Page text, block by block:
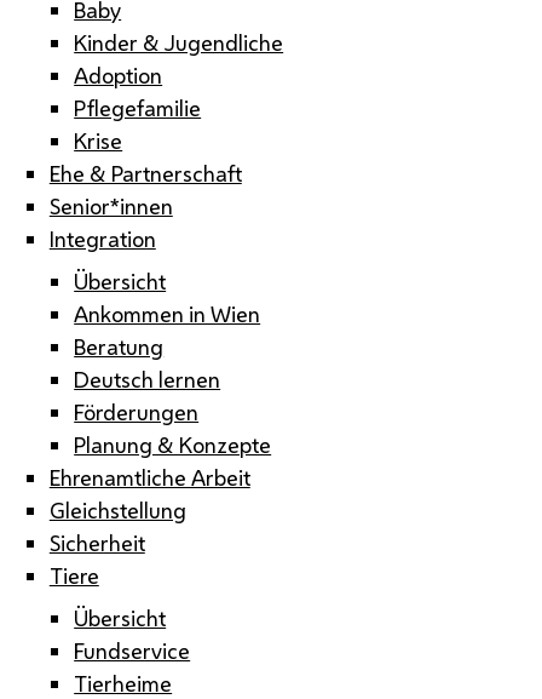
Baby
Kinder & Jugendliche
Adoption
Pflegefamilie
Krise
Ehe & Partnerschaft
Senior*innen
Integration
Übersicht
Ankommen in Wien
Beratung
Deutsch lernen
Förderungen
Planung & Konzepte
Ehrenamtliche Arbeit
Gleichstellung
Sicherheit
Tiere
Übersicht
Fundservice
Tierheime